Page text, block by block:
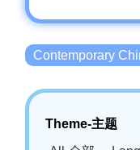
Contemporary
Theme-主题